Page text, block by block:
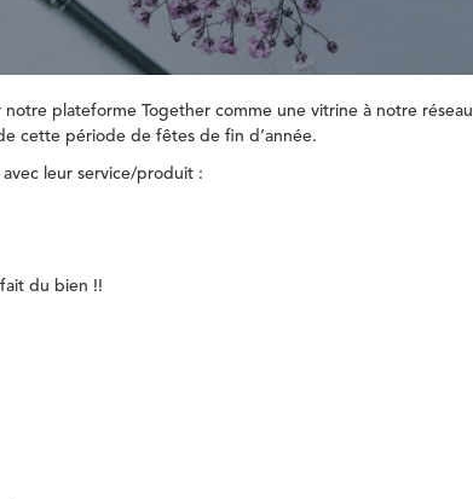
notre plateforme Together comme une vitrine à notre réseau
cette période de fêtes de fin d’année.
leur service/produit :
du bien !!